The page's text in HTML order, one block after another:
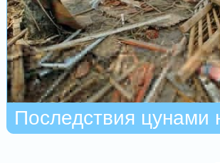
Последствия цунами